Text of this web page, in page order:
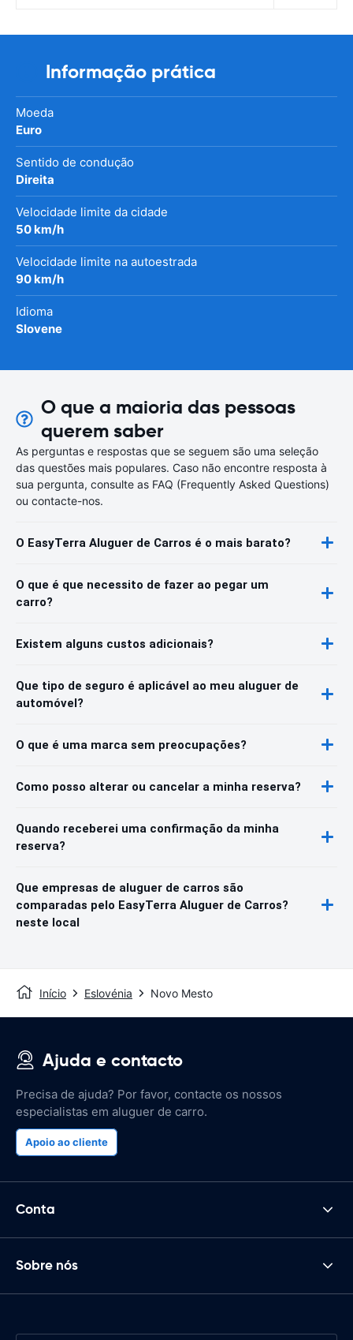
Informação prática
Moeda
Euro
Sentido de condução
Direita
Velocidade limite da cidade
50 km/h
Velocidade limite na autoestrada
90 km/h
Idioma
Slovene
O que a maioria das pessoas
querem saber
As perguntas e respostas que se seguem são uma seleção
das questões mais populares. Caso não encontre resposta à
sua pergunta, consulte as FAQ (Frequently Asked Questions)
ou contacte-nos.
O EasyTerra Aluguer de Carros é o mais barato?
O que é que necessito de fazer ao pegar um
carro?
Existem alguns custos adicionais?
Que tipo de seguro é aplicável ao meu aluguer de
automóvel?
O que é uma marca sem preocupações?
Como posso alterar ou cancelar a minha reserva?
Quando receberei uma confirmação da minha
reserva?
Que empresas de aluguer de carros são
comparadas pelo EasyTerra Aluguer de Carros?
neste local
Início Eslovénia Novo Mesto
Ajuda e contacto
Precisa de ajuda? Por favor, contacte os nossos
especialistas em aluguer de carro.
Apoio ao cliente
Conta
Sobre nós